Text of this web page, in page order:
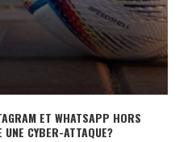
ET WHATSAPP HORS
UNE CYBER-ATTAQUE?